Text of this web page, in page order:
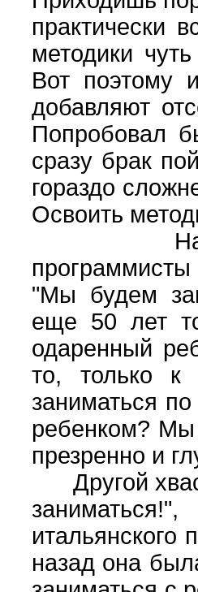
практически
методики
Вот поэтому
добавляют
Попробовал
сразу брак
гораздо
Освоить
Наконец,
"Мы будем
еще 50 лет
одаренный
то, только к
заниматься
ребенком? Мы
презренно и
Другой
итальянского
назад она